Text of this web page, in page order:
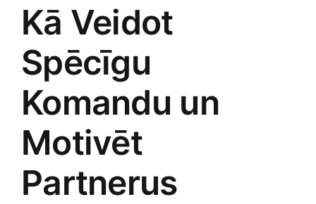
Kā Veidot
Spēcīgu
Komandu un
Motivēt⁢
Partnerus